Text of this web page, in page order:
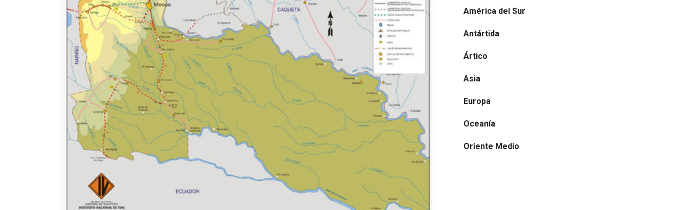
América del Sur
Antártida
Ártico
Asia
Europa
Oceanía
Oriente Medio